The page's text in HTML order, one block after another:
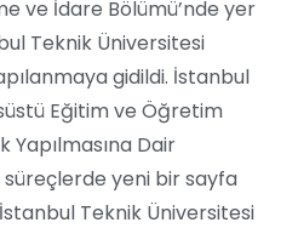
ve İdare Bölümü’nde yer
Teknik Üniversitesi
gidildi. İstanbul
Eğitim ve Öğretim
Dair
yeni bir sayfa
Teknik Üniversitesi